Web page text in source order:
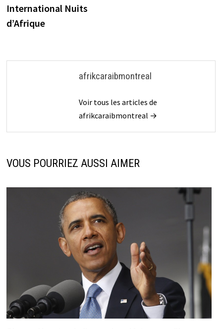
International Nuits
d’Afrique
afrikcaraibmontreal
Voir tous les articles de
afrikcaraibmontreal →
VOUS POURRIEZ AUSSI AIMER